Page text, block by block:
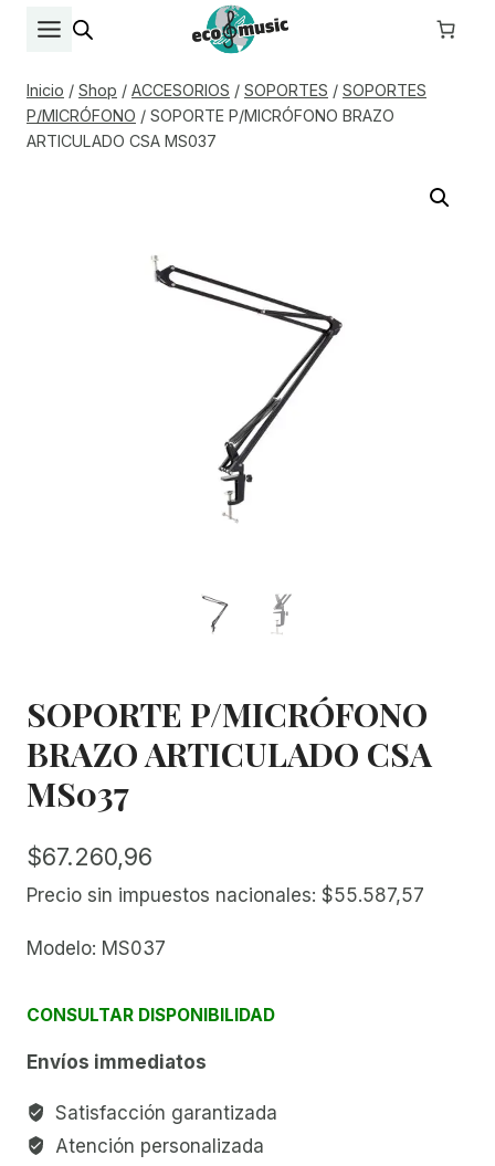
Inicio / Shop / ACCESORIOS / SOPORTES / SOPORTES
P/MICRÓFONO / SOPORTE P/MICRÓFONO BRAZO
ARTICULADO CSA MS037
SOPORTE P/MICRÓFONO
BRAZO ARTICULADO CSA
MS037
$67.260,96
Precio sin impuestos nacionales: $55.587,57
Modelo: MS037
CONSULTAR DISPONIBILIDAD
Envíos immediatos
Satisfacción garantizada
Atención personalizada